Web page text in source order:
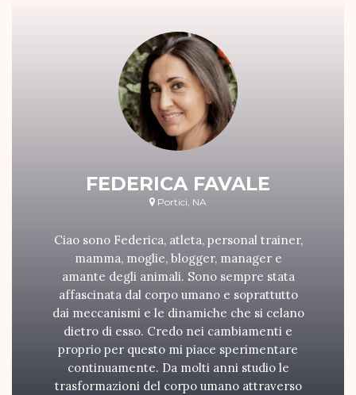
FEDERICA FAVALE
Portici, NA
Ciao sono Federica, atleta, personal trainer,
mamma, moglie, blogger, manager e
amante degli animali. Sono sempre stata
affascinata dal corpo umano e soprattutto
dai meccanismi e le dinamiche che si celano
dietro di esso. Credo nei cambiamenti e
proprio per questo mi piace sperimentare
continuamente. Da molti anni studio le
trasformazioni del corpo umano attraverso